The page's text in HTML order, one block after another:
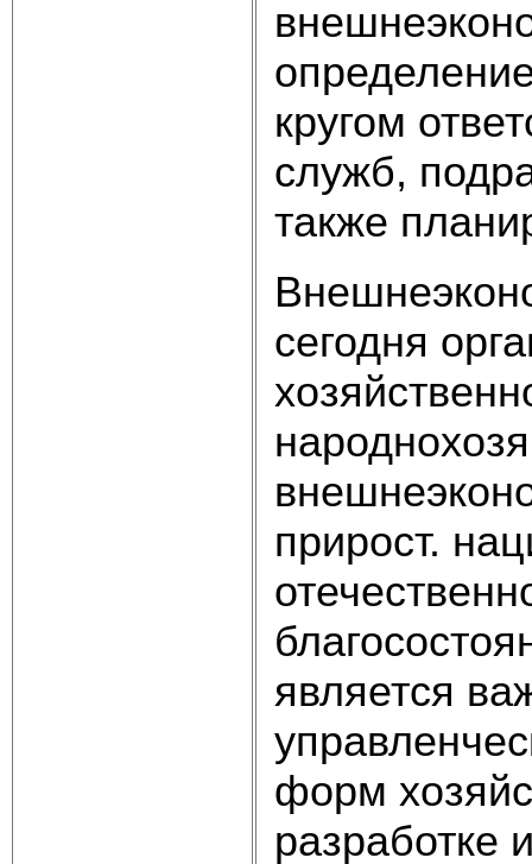
кругом
служб,
также
сегодня
прирост.
является
форм
разработке